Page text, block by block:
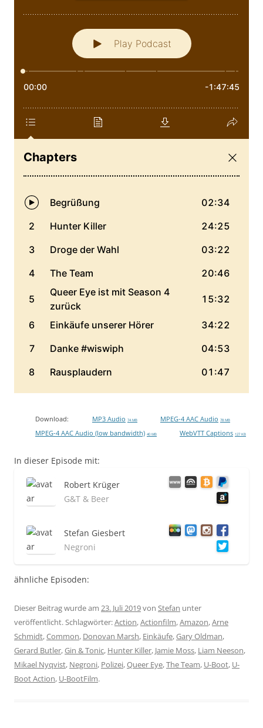
Download: MP3 Audio 74 MB MPEG-4 AAC Audio 78 MB
MPEG-4 AAC Audio (low bandwidth) 40 MB WebVTT Captions 127 KB
In dieser Episode mit:
Robert Krüger
G&T & Beer
Stefan Giesbert
Negroni
ähnliche Episoden:
Dieser Beitrag wurde am 23. Juli 2019von Stefan unter
veröffentlicht. Schlagwörter:Action,Actionfilm,Amazon,Arne
Schmidt,Common, Donovan Marsh, Einkäufe,Gary Oldman,
Gerard Butler,Gin & Tonic, Hunter Killer, Jamie Moss, Liam Neeson,
Mikael Nyqvist, Negroni, Polizei,Queer Eye,The Team, U-Boot, U-
Boot Action, U-BootFilm.